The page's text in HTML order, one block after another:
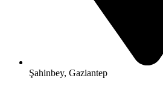
Şahinbey, Gaziantep